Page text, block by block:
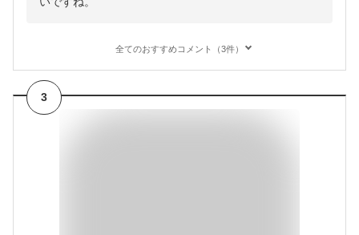
全てのおすすめコメント（3件）
3